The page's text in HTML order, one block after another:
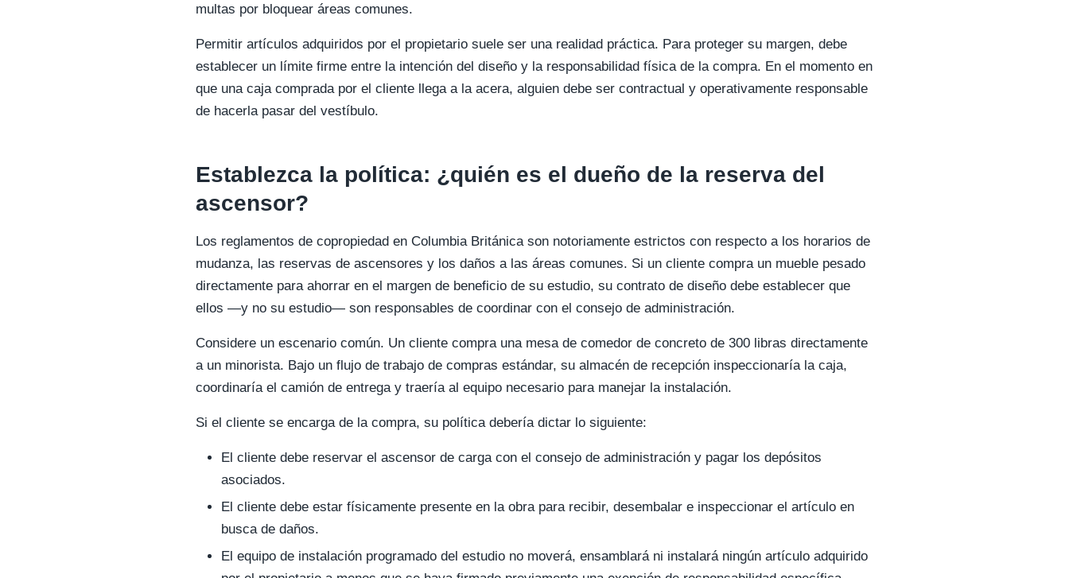
multas por bloquear áreas comunes.
Permitir artículos adquiridos por el propietario suele ser una realidad práctica. Para proteger su margen, debe
establecer un límite firme entre la intención del diseño y la responsabilidad física de la compra. En el momento en
que una caja comprada por el cliente llega a la acera, alguien debe ser contractual y operativamente responsable
de hacerla pasar del vestíbulo.
Establezca la política: ¿quién es el dueño de la reserva del
ascensor?
Los reglamentos de copropiedad en Columbia Británica son notoriamente estrictos con respecto a los horarios de
mudanza, las reservas de ascensores y los daños a las áreas comunes. Si un cliente compra un mueble pesado
directamente para ahorrar en el margen de beneficio de su estudio, su contrato de diseño debe establecer que
ellos —y no su estudio— son responsables de coordinar con el consejo de administración.
Considere un escenario común. Un cliente compra una mesa de comedor de concreto de 300 libras directamente
a un minorista. Bajo un flujo de trabajo de compras estándar, su almacén de recepción inspeccionaría la caja,
coordinaría el camión de entrega y traería al equipo necesario para manejar la instalación.
Si el cliente se encarga de la compra, su política debería dictar lo siguiente:
El cliente debe reservar el ascensor de carga con el consejo de administración y pagar los depósitos
asociados.
El cliente debe estar físicamente presente en la obra para recibir, desembalar e inspeccionar el artículo en
busca de daños.
El equipo de instalación programado del estudio no moverá, ensamblará ni instalará ningún artículo adquirido